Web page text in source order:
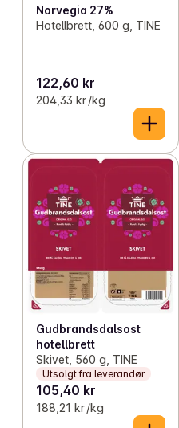
Norvegia 27%
Hotellbrett, 600 g, TINE
122,60 kr
204,33 kr /kg
Gudbrandsdalsost
hotellbrett
Skivet, 560 g, TINE
Utsolgt fra leverandør
105,40 kr
188,21 kr /kg